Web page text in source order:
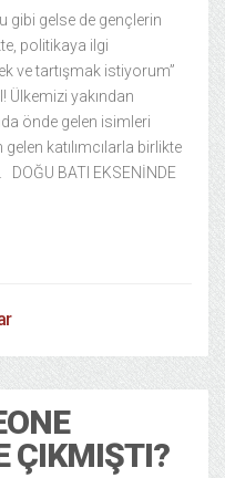
gibi gelse de gençlerin
politikaya ilgi
ve tartışmak istiyorum”
Ülkemizi yakından
önde gelen isimleri
katılımcılarla birlikte
DOĞU BATI EKSENİNDE
ÇIKMIŞTI?